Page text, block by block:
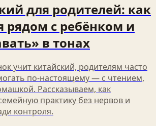
для родителей: как
рядом с ребёнком и
в тонах
учит китайский, родителям часто
по-настоящему — с чтением,
Рассказываем, как
практику без нервов и
контроля.